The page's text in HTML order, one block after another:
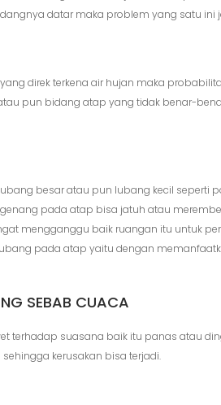
datar maka problem yang satu ini
direk terkena air hujan maka
pun bidang atap yang tidak benar-
besar atau pun lubang kecil seperti
pada atap bisa jatuh atau
mengganggu baik ruangan itu untuk
pada atap yaitu dengan
SEBAB CUACA
terhadap suasana baik itu panas atau
kerusakan bisa terjadi.